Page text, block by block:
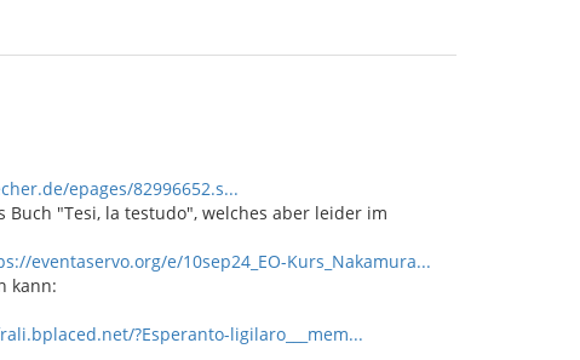
epages/82996652.s...
"Tesi, la testudo", welches aber leider im
eventaservo.org/e/10sep24_EO-Kurs_Nakamura...
kann:
?Esperanto-ligilaro___mem...